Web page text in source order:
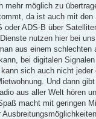
mehr möglich zu
da ist auch mit den
oder ADS-B über
nutzen hier bei
aus einem schlechten
bei digitalen
sich auch nicht jeder
Und dann
aus aller Welt hören
macht mit geringen